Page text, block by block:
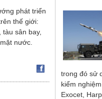
phát triển
thế giới:
tàu sân bay,
nước.
trong đó sử
kiểm
Exocet,